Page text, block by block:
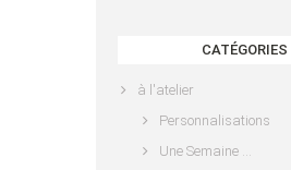
CATÉGORIES
à l'atelier
Personnalisations
Une Semaine …